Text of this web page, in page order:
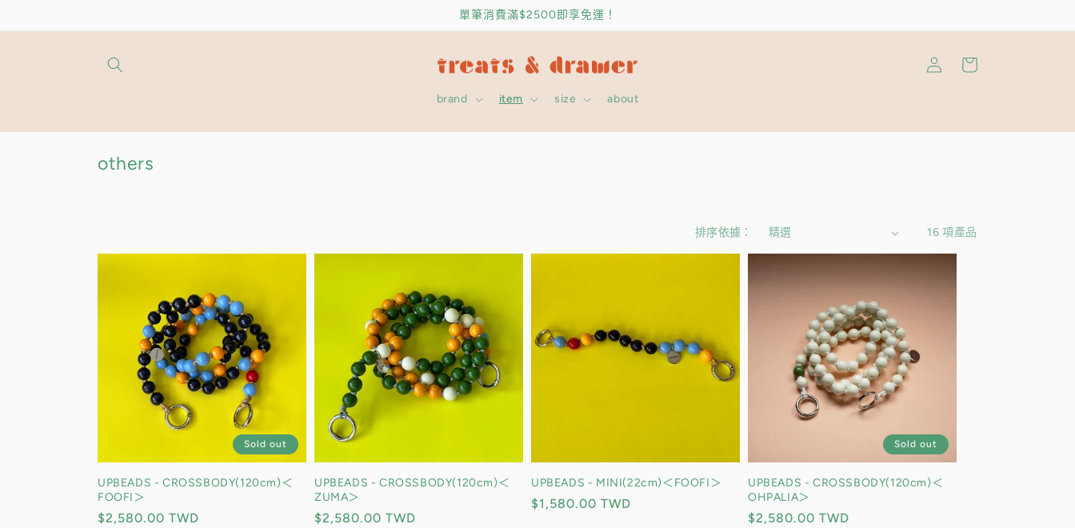
單筆消費滿$2500即享免運！
brand item size about
登
入
物
商
:
others
排序依據： 16 項產品
Sold out
UPBEADS - CROSSBODY(120cm)＜
FOOFI＞
定
$2,580.00 TWD
UPBEADS - CROSSBODY(120cm)＜
ZUMA＞
定
$2,580.00 TWD
UPBEADS - MINI(22cm)＜FOOFI＞
定
$1,580.00 TWD
Sold out
UPBEADS - CROSSBODY(120cm)＜
OHPALIA＞
定
$2,580.00 TWD